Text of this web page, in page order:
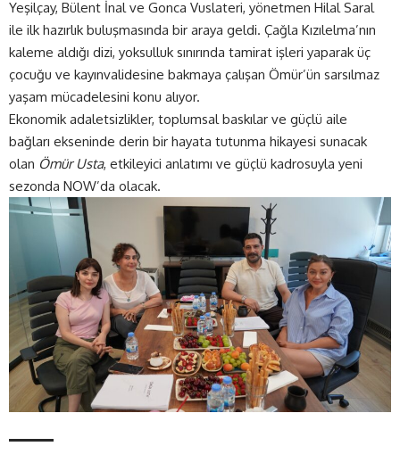
Yeşilçay, Bülent İnal ve Gonca Vuslateri, yönetmen Hilal Saral
ile ilk hazırlık buluşmasında bir araya geldi. Çağla Kızılelma’nın
kaleme aldığı dizi, yoksulluk sınırında tamirat işleri yaparak üç
çocuğu ve kayınvalidesine bakmaya çalışan Ömür’ün sarsılmaz
yaşam mücadelesini konu alıyor.
Ekonomik adaletsizlikler, toplumsal baskılar ve güçlü aile
bağları ekseninde derin bir hayata tutunma hikayesi sunacak
olan Ömür Usta, etkileyici anlatımı ve güçlü kadrosuyla yeni
sezonda NOW’da olacak.